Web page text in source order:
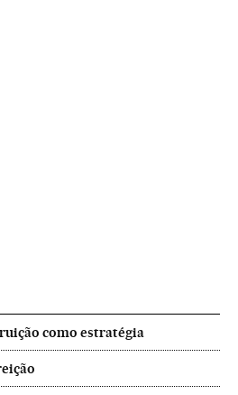
como estratégia